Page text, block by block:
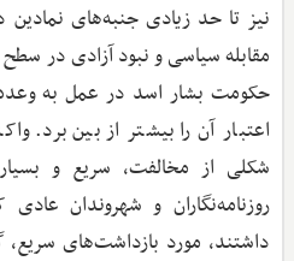
نیز تا حد زیادی جنبه‌های
مقابله سیاسی و نبود آزادی در
حکومت بشار اسد در عمل به
اعتبار آن را بیشتر از بین برد.
شکلی از مخالفت، سریع و
روزنامه‌نگاران و شهروندان
داشتند، مورد بازداشت‌های